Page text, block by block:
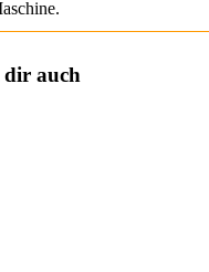
dir auch